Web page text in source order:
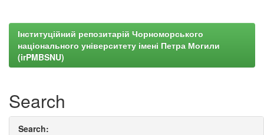
Інституційний репозитарій Чорноморського
національного університету імені Петра Могили
(irPMBSNU)
Search
Search: